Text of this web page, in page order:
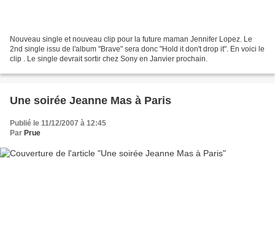
Nouveau single et nouveau clip pour la future maman Jennifer Lopez. Le
2nd single issu de l'album "Brave" sera donc "Hold it don't drop it". En voici le
clip . Le single devrait sortir chez Sony en Janvier prochain.
Une soirée Jeanne Mas à Paris
Publié le 11/12/2007 à 12:45
Par Prue